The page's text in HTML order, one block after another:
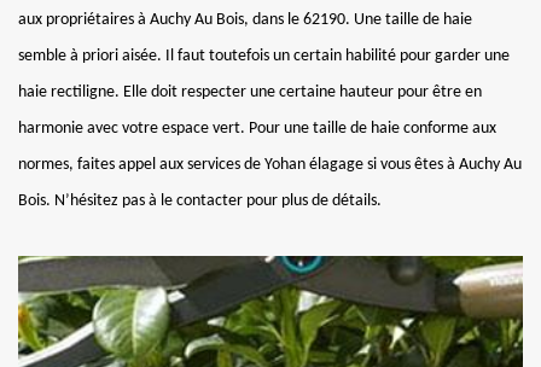
aux propriétaires à Auchy Au Bois, dans le 62190. Une taille de haie
semble à priori aisée. Il faut toutefois un certain habilité pour garder une
haie rectiligne. Elle doit respecter une certaine hauteur pour être en
harmonie avec votre espace vert. Pour une taille de haie conforme aux
normes, faites appel aux services de Yohan élagage si vous êtes à Auchy Au
Bois. N’hésitez pas à le contacter pour plus de détails.